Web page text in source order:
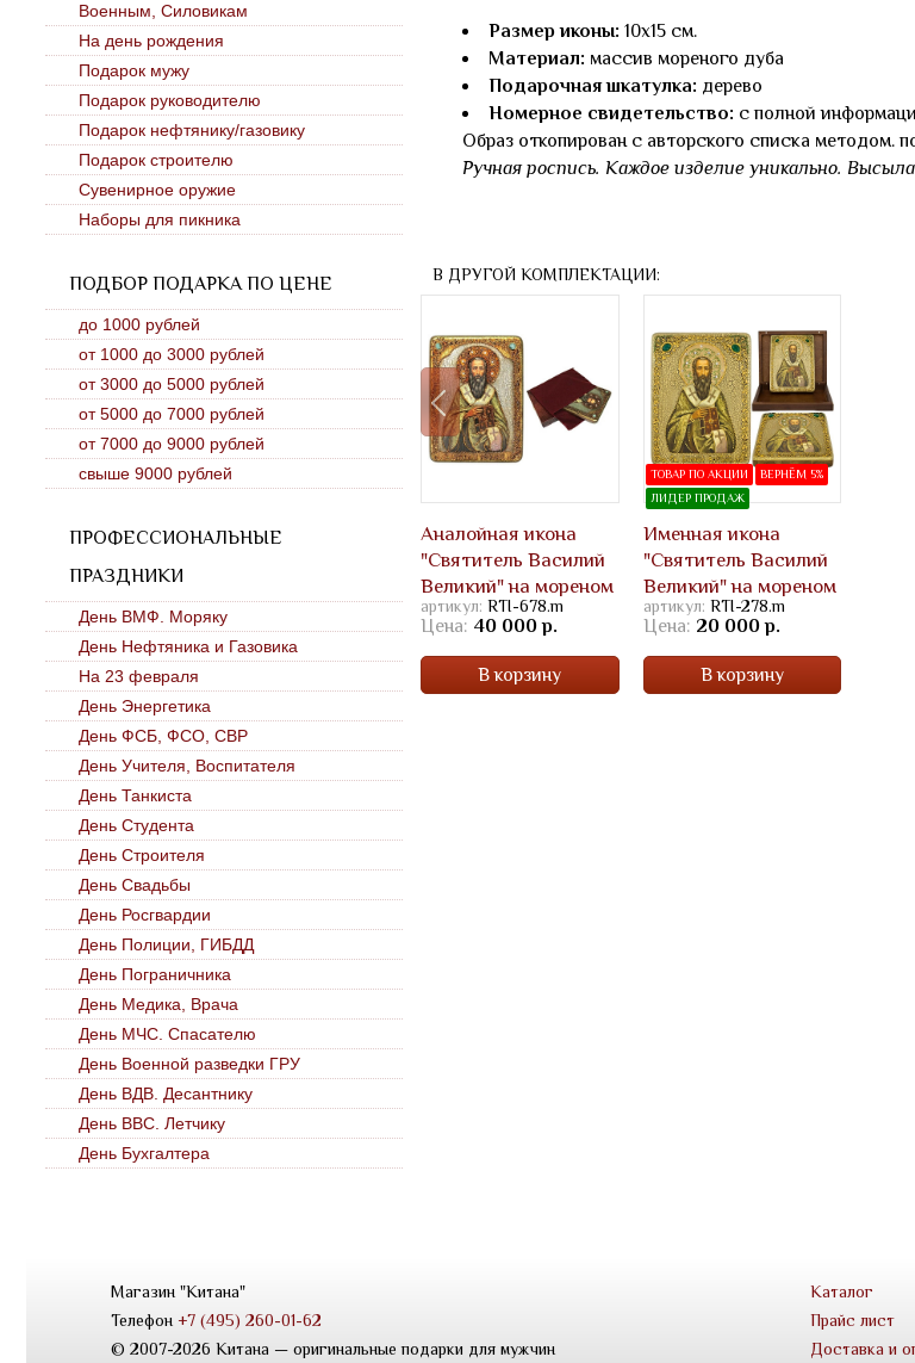
Военным, Силовикам
На день рождения
Подарок мужу
Подарок руководителю
Подарок нефтянику/газовику
Подарок строителю
Сувенирное оружие
Наборы для пикника
ПОДБОР ПОДАРКА ПО ЦЕНЕ
до 1000 рублей
от 1000 до 3000 рублей
от 3000 до 5000 рублей
от 5000 до 7000 рублей
от 7000 до 9000 рублей
свыше 9000 рублей
ПРОФЕССИОНАЛЬНЫЕ
ПРАЗДНИКИ
День ВМФ. Моряку
День Нефтяника и Газовика
На 23 февраля
День Энергетика
День ФСБ, ФСО, СВР
День Учителя, Воспитателя
День Танкиста
День Студента
День Строителя
День Свадьбы
День Росгвардии
День Полиции, ГИБДД
День Пограничника
День Медика, Врача
День МЧС. Спасателю
День Военной разведки ГРУ
День ВДВ. Десантнику
День ВВС. Летчику
День Бухгалтера
Размер иконы: 10х15 см.
Материал: массив мореного дуба
Подарочная шкатулка: дерево
Номерное свидетельство: с полной
Образ откопирован с авторского списка
Ручная роспись. Каждое изделие уникально.
В ДРУГОЙ КОМПЛЕКТАЦИИ:
Аналойная икона
"Святитель Василий
Великий" на мореном
дубе
артикул: RTI-678.m
Цена: 40 000 р.
В корзину
ТОВАР ПО АКЦИИ
ВЕРНЁМ 5%
ЛИДЕР ПРОДАЖ
Именная икона
"Святитель Василий
Великий" на мореном
дубе
артикул: RTI-278.m
Цена: 20 000 р.
В корзину
Магазин "Китана"
Телефон +7 (495) 260-01-62
© 2007-2026 Китана — оригинальные подарки для мужчин
Каталог
Прайс лист
Доставка и